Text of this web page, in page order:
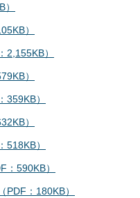
）
）
）
359KB）
）
518KB）
590KB）
：180KB）